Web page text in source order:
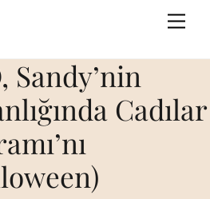
Sandy’nin
Cadılar